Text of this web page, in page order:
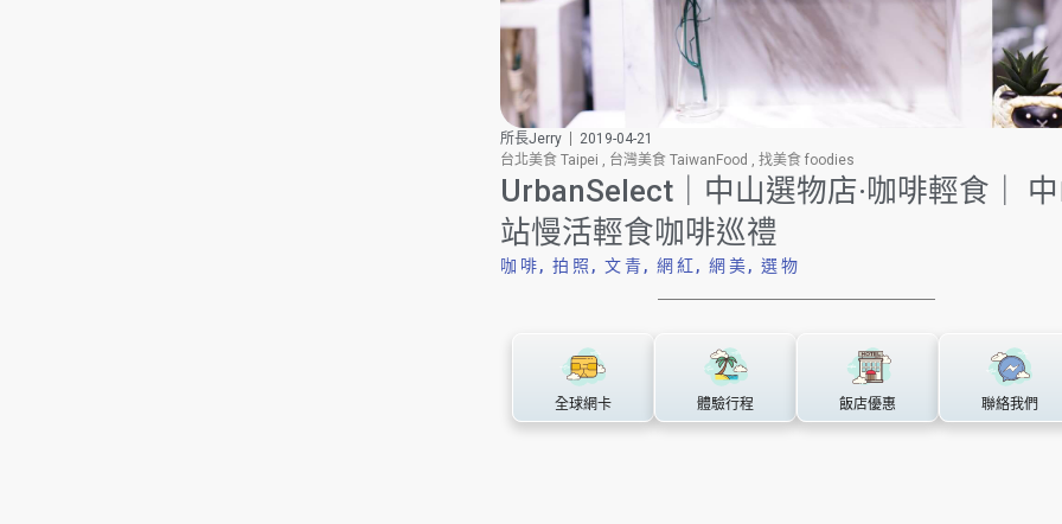
所長Jerry
2019-04-21
台北美食 Taipei
台灣美食 TaiwanFood 找美食 foodies
UrbanSelect｜中山選物店·咖啡輕食｜
站慢活輕食咖啡巡禮
咖啡, 拍照 , 文青, 網紅, 網美, 選物
全球網卡 體驗行程 飯店優惠 聯絡我們